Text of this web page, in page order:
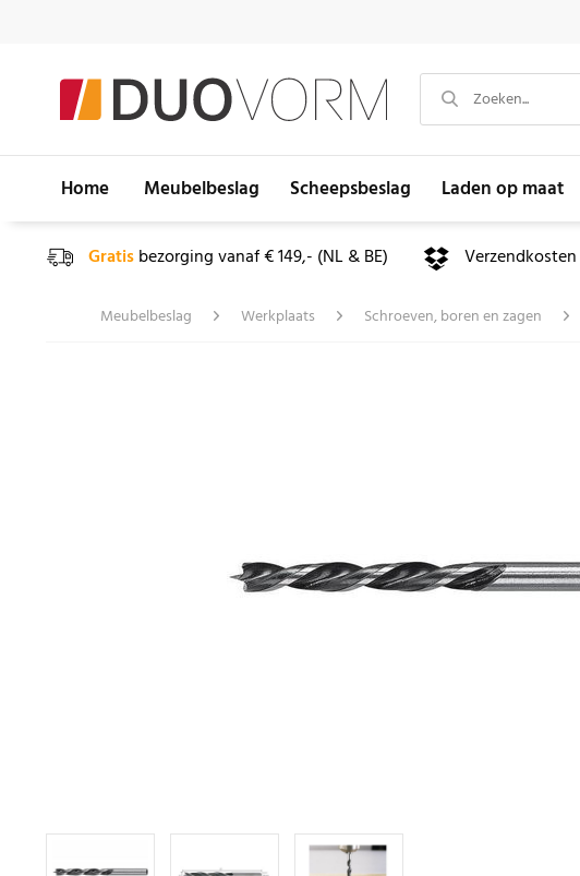
Home Meubelbeslag Scheepsbeslag Laden op maat
Gratisbezorging vanaf € 149,- (NL & BE) Verzendkosten
Meubelbeslag Werkplaats Schroeven, boren en zagen